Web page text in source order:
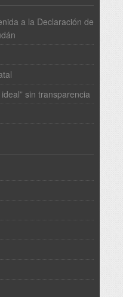
a la Declaración de
sin transparencia